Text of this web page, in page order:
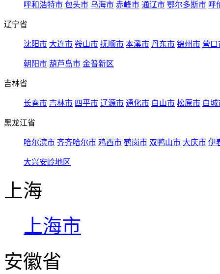
呼和浩特市 包头市 乌海市 赤峰市 通辽市 鄂尔多斯市 呼
辽宁省
沈阳市 大连市 鞍山市 抚顺市 本溪市 丹东市 锦州市 营口
朝阳市 葫芦岛市 金普新区
吉林省
长春市 吉林市 四平市 辽源市 通化市 白山市 松原市 白城
黑龙江省
哈尔滨市 齐齐哈尔市 鸡西市 鹤岗市 双鸭山市 大庆市 伊
大兴安岭地区
上海
上海市
安徽省